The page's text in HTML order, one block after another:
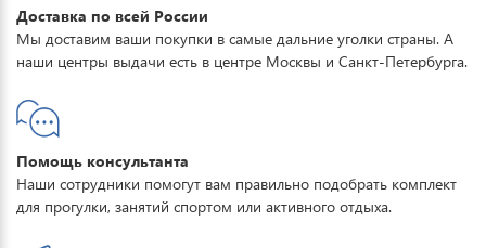
Доставка по всей России
Мы доставим ваши покупки в самые дальние уголки страны. А
наши центры выдачи есть в центре Москвы и Санкт-Петербурга.
Помощь консультанта
Наши сотрудники помогут вам правильно подобрать комплект
для прогулки, занятий спортом или активного отдыха.